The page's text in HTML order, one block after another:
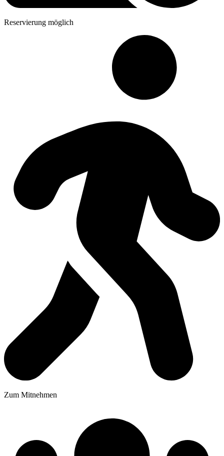
Reservierung möglich
Zum Mitnehmen